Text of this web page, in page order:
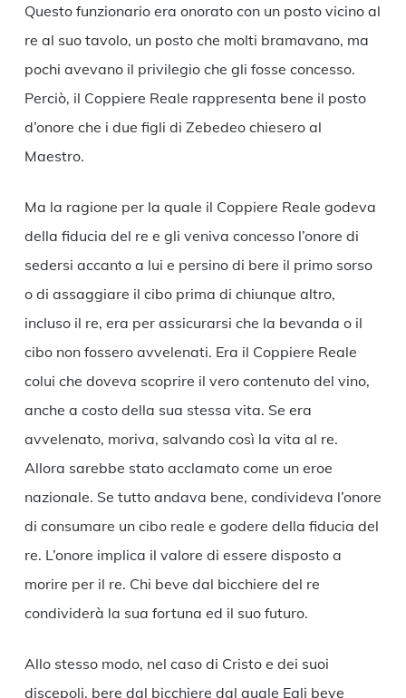
Questo funzionario era onorato con un posto vicino al
re al suo tavolo, un posto che molti bramavano, ma
pochi avevano il privilegio che gli fosse concesso.
Perciò, il Coppiere Reale rappresenta bene il posto
d’onore che i due figli di Zebedeo chiesero al
Maestro.
Ma la ragione per la quale il Coppiere Reale godeva
della fiducia del re e gli veniva concesso l’onore di
sedersi accanto a lui e persino di bere il primo sorso
o di assaggiare il cibo prima di chiunque altro,
incluso il re, era per assicurarsi che la bevanda o il
cibo non fossero avvelenati. Era il Coppiere Reale
colui che doveva scoprire il vero contenuto del vino,
anche a costo della sua stessa vita. Se era
avvelenato, moriva, salvando così la vita al re.
Allora sarebbe stato acclamato come un eroe
nazionale. Se tutto andava bene, condivideva l’onore
di consumare un cibo reale e godere della fiducia del
re. L’onore implica il valore di essere disposto a
morire per il re. Chi beve dal bicchiere del re
condividerà la sua fortuna ed il suo futuro.
Allo stesso modo, nel caso di Cristo e dei suoi
discepoli, bere dal bicchiere dal quale Egli beve